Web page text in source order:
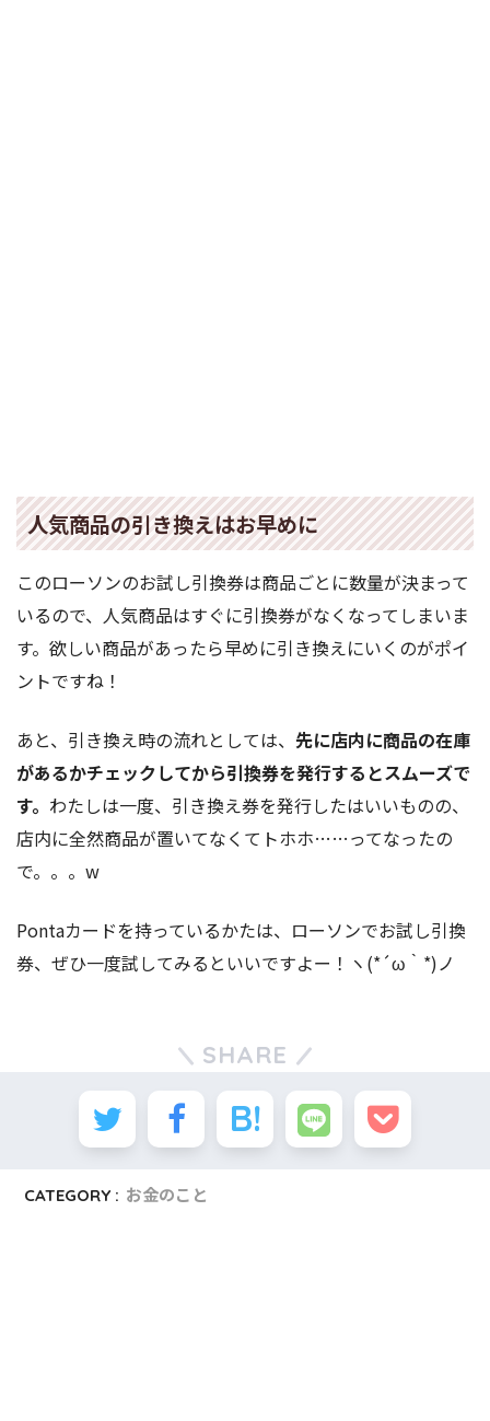
人気商品の引き換えはお早めに
このローソンのお試し引換券は商品ごとに数量が決まって
いるので、人気商品はすぐに引換券がなくなってしまいま
す。欲しい商品があったら早めに引き換えにいくのがポイ
ントですね！
あと、引き換え時の流れとしては、 先に店内に商品の在庫
があるかチェックしてから引換券を発行するとスムーズで
す。 わたしは一度、引き換え券を発行したはいいものの、
店内に全然商品が置いてなくてトホホ……ってなったの
で。。。w
Pontaカードを持っているかたは、ローソンでお試し引換
券、ぜひ一度試してみるといいですよー！ヽ(*´ω｀*)ノ
SHARE
CATEGORY : お金のこと